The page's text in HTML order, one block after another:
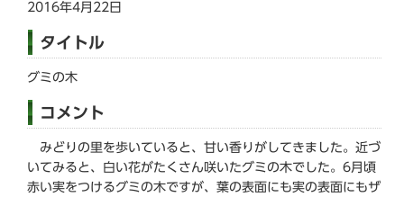
2016年4月22日
タイトル
グミの木
コメント
みどりの里を歩いていると、甘い香りがしてきました。近づ
いてみると、白い花がたくさん咲いたグミの木でした。6月頃
赤い実をつけるグミの木ですが、葉の表面にも実の表面にもザ